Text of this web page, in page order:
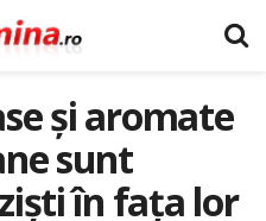
și aromate
sunt
în fața lor